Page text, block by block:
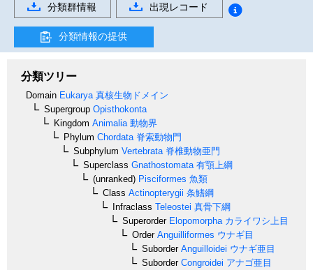
分類群情報
出現レコード
分類情報の提供
分類ツリー
Domain Eukarya 真核生物ドメイン
Supergroup Opisthokonta
Kingdom Animalia 動物界
Phylum Chordata 脊索動物門
Subphylum Vertebrata 脊椎動物亜門
Superclass Gnathostomata 有顎上綱
(unranked) Pisciformes 魚類
Class Actinopterygii 条鰭綱
Infraclass Teleostei 真骨下綱
SuperorderElopomorpha カライワシ上目
OrderAnguilliformes ウナギ目
SuborderAnguilloidei ウナギ亜目
SuborderCongroidei アナゴ亜目